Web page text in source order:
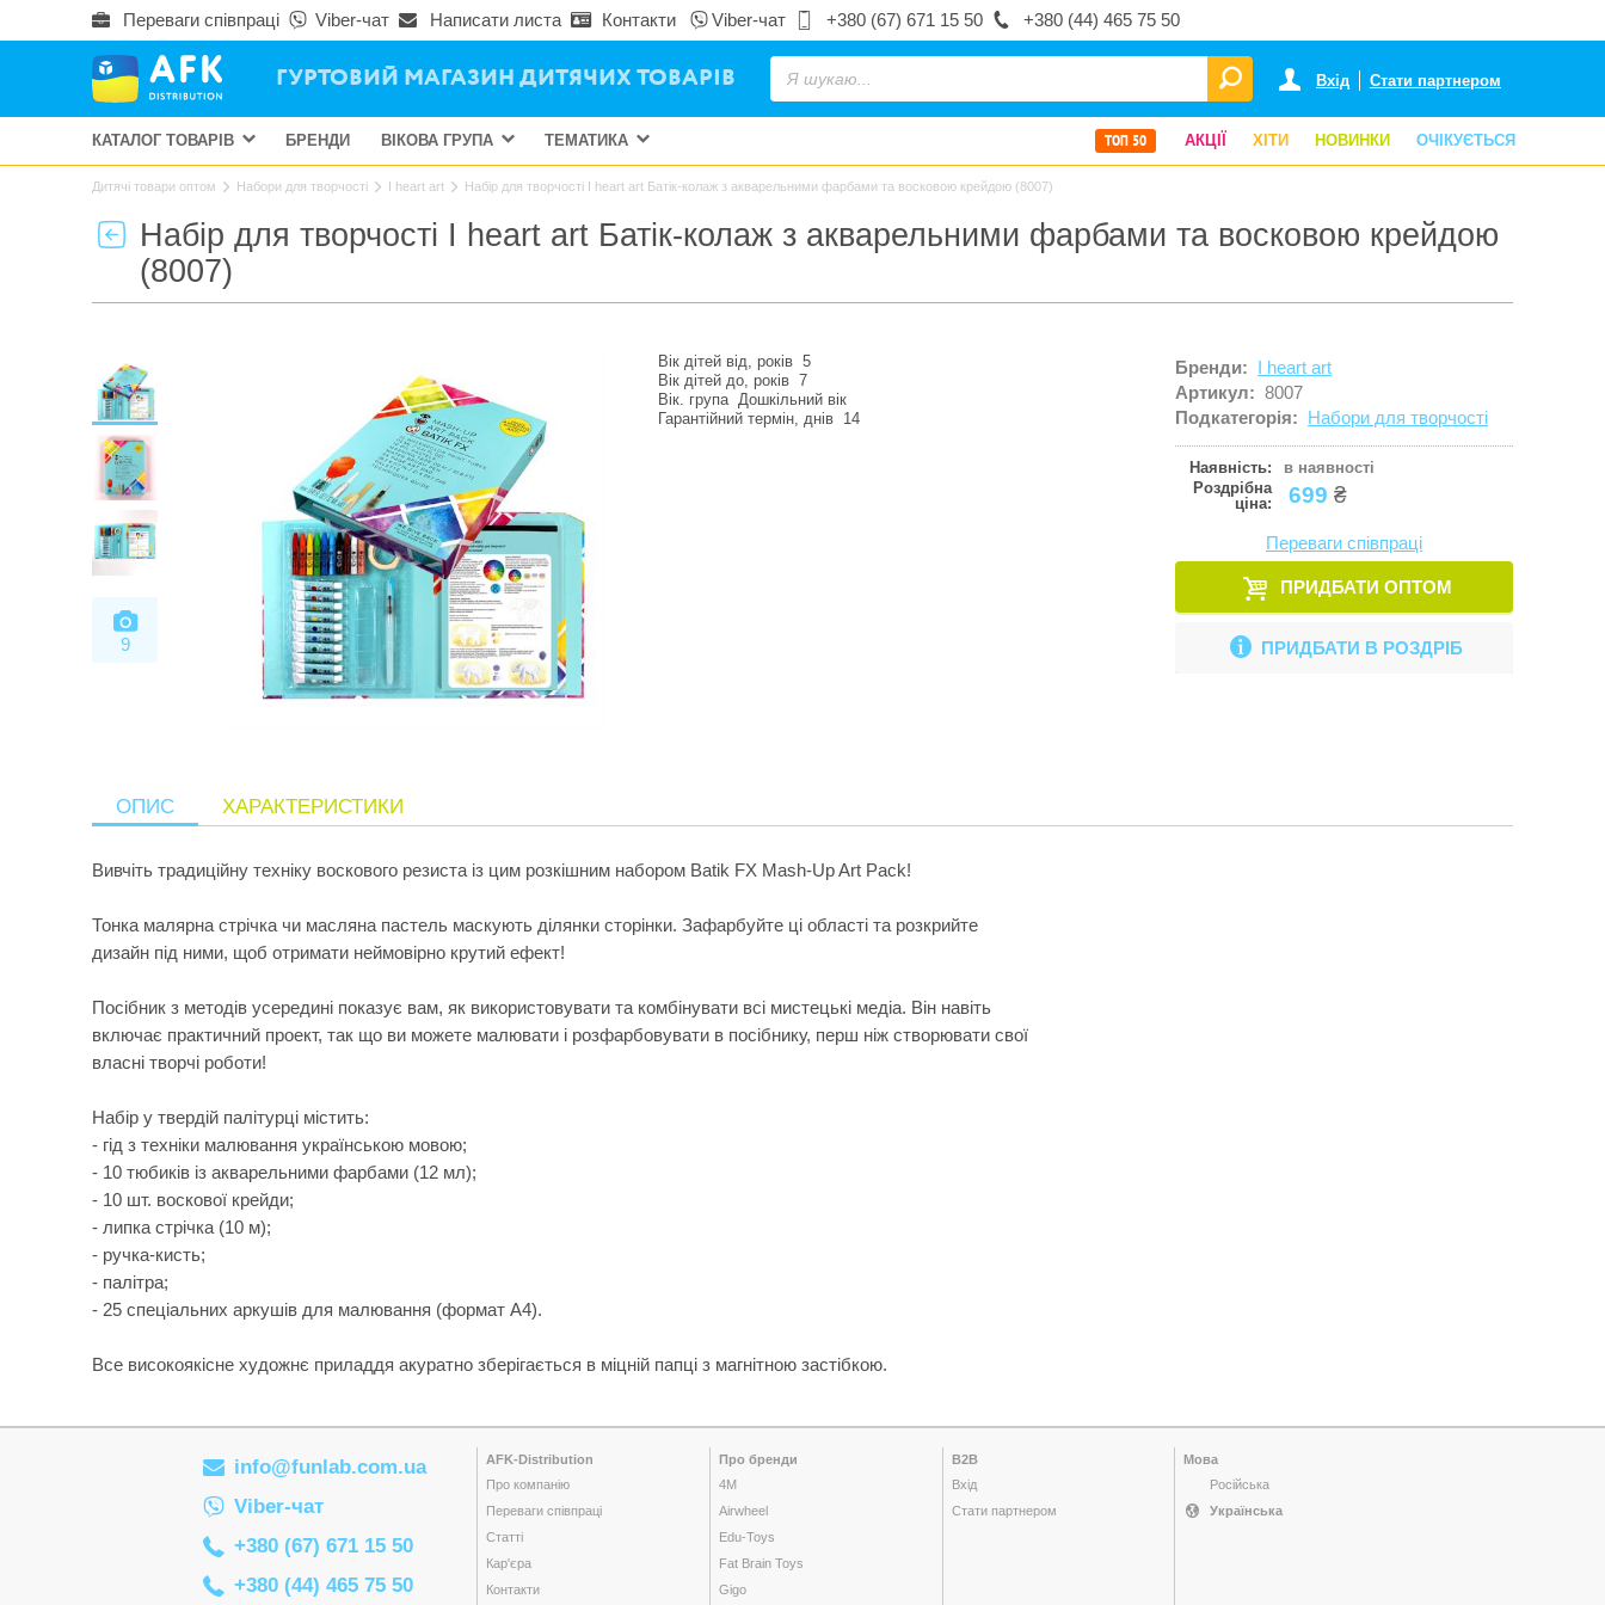
Переваги співпраці Viber-чат Написати листа Контакти Viber-чат +380 (67) 671 15 50 +380 (44) 465 75 50
ГУРТОВИЙ МАГАЗИН ДИТЯЧИХ ТОВАРІВ Вхід Стати партнером
КАТАЛОГ ТОВАРІВ БРЕНДИ ВІКОВА ГРУПА ТЕМАТИКА ТОП 50 АКЦІЇ ХІТИ НОВИНКИ ОЧІКУЄТЬСЯ
Дитячі товари оптом Набори для творчості I heart art Набір для творчості I heart art Батік-колаж з акварельними фарбами та восковою крейдою (8007)
Набір для творчості I heart art Батік-колаж з акварельними фарбами та восковою крейдою
(8007)
9
Бренди: I heart art
Артикул: 8007
Подкатегорія: Набори для творчості
Наявність:
в наявності
Роздрібна
ціна:
699 ₴
Переваги співпраці
ПРИДБАТИ ОПТОМ
ПРИДБАТИ В РОЗДРІБ
Вік дітей від, років 5
Вік дітей до, років 7
Вік. група Дошкільний вік
Гарантійний термін, днів 14
ОПИС ХАРАКТЕРИСТИКИ
Вивчіть традиційну техніку воскового резиста із цим розкішним набором Batik FX Mash-Up Art Pack!
Тонка малярна стрічка чи масляна пастель маскують ділянки сторінки. Зафарбуйте ці області та розкрийте
дизайн під ними, щоб отримати неймовірно крутий ефект!
Посібник з методів усередині показує вам, як використовувати та комбінувати всі мистецькі медіа. Він навіть
включає практичний проект, так що ви можете малювати і розфарбовувати в посібнику, перш ніж створювати свої
власні творчі роботи!
Набір у твердій палітурці містить:
- гід з техніки малювання українською мовою;
- 10 тюбиків із акварельними фарбами (12 мл);
- 10 шт. воскової крейди;
- липка стрічка (10 м);
- ручка-кисть;
- палітра;
- 25 спеціальних аркушів для малювання (формат А4).
Все високоякісне художнє приладдя акуратно зберігається в міцній папці з магнітною застібкою.
info@funlab.com.ua
Viber-чат
+380 (67) 671 15 50
+380 (44) 465 75 50
AFK-Distribution
Про компанію
Переваги співпраці
Статті
Кар'єра
Контакти
Про бренди
4M
Airwheel
Edu-Toys
Fat Brain Toys
Gigo
B2B
Вхід
Стати партнером
Мова
Російська
Українська